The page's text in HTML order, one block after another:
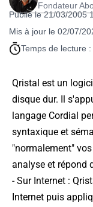
Fondateur
Publié le 21/03/2005
Mis à jour le 02/07/
Temps de lecture
Qristal est un
disque dur. Il
langage Cordial
syntaxique et
"normalement"
analyse et répond
- Sur Internet :
Internet puis